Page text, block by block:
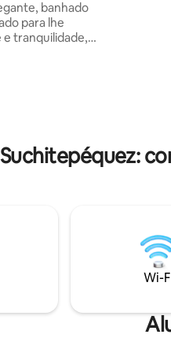
banhado
para lhe
tranquilidade,
dia, criando um
disso, você
Suchitepéquez:
Wi-